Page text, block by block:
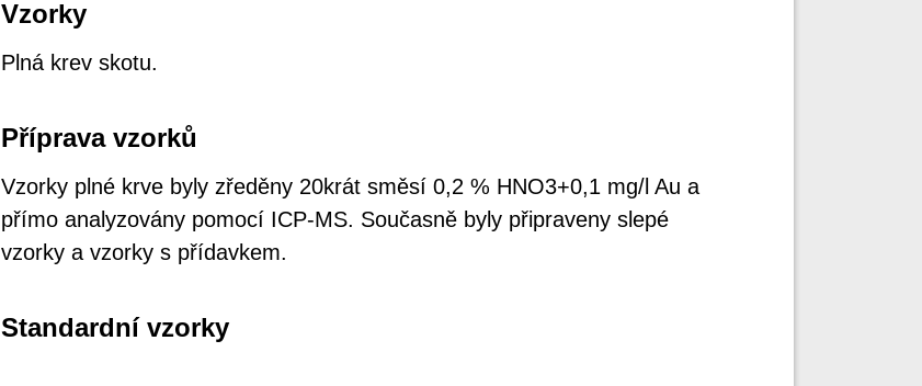
Vzorky
Plná krev skotu.
Příprava vzorků
Vzorky plné krve byly zředěny 20krát směsí 0,2 % HNO3+0,1 mg/l Au a
přímo analyzovány pomocí ICP-MS. Současně byly připraveny slepé
vzorky a vzorky s přídavkem.
Standardní vzorky